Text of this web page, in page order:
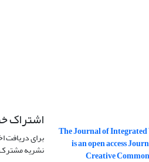
The Journal of
is an open access
Creative
اشتراک
برای دریافت
نشریه